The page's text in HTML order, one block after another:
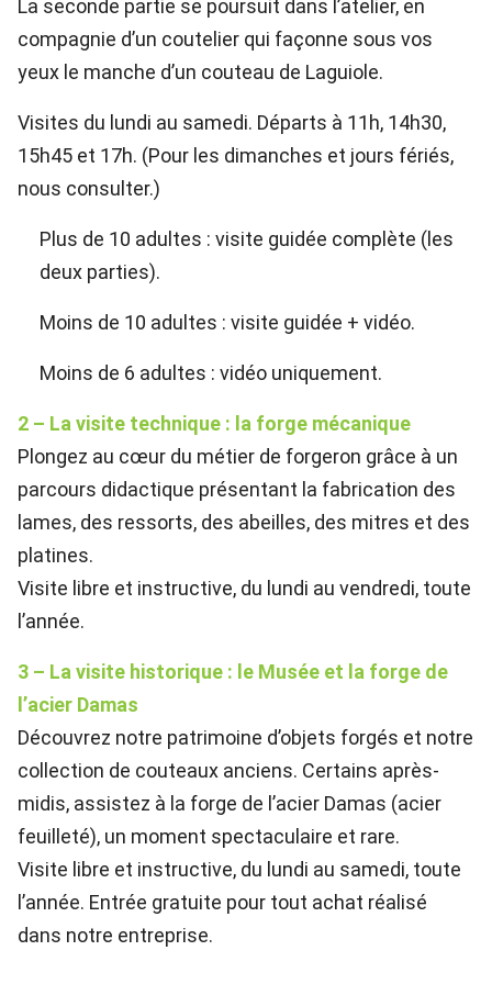
La seconde partie se poursuit dans l’atelier, en
compagnie d’un coutelier qui façonne sous vos
yeux le manche d’un couteau de Laguiole.
Visites du lundi au samedi. Départs à 11h, 14h30,
15h45 et 17h. (Pour les dimanches et jours fériés,
nous consulter.)
Plus de 10 adultes : visite guidée complète (les
deux parties).
Moins de 10 adultes : visite guidée + vidéo.
Moins de 6 adultes : vidéo uniquement.
2 – La visite technique : la forge mécanique
Plongez au cœur du métier de forgeron grâce à un
parcours didactique présentant la fabrication des
lames, des ressorts, des abeilles, des mitres et des
platines.
Visite libre et instructive, du lundi au vendredi, toute
l’année.
3 – La visite historique : le Musée et la forge de
l’acier Damas
Découvrez notre patrimoine d’objets forgés et notre
collection de couteaux anciens. Certains après-
midis, assistez à la forge de l’acier Damas (acier
feuilleté), un moment spectaculaire et rare.
Visite libre et instructive, du lundi au samedi, toute
l’année. Entrée gratuite pour tout achat réalisé
dans notre entreprise.